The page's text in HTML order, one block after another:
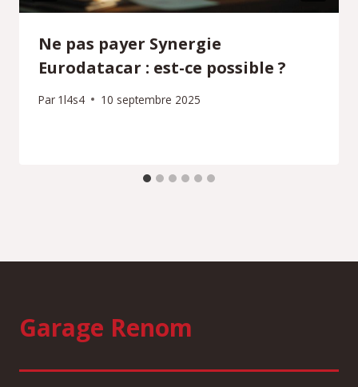
Ne pas payer Synergie
Eurodatacar : est-ce possible ?
Par 1l4s4 10 septembre 2025
Garage Renom